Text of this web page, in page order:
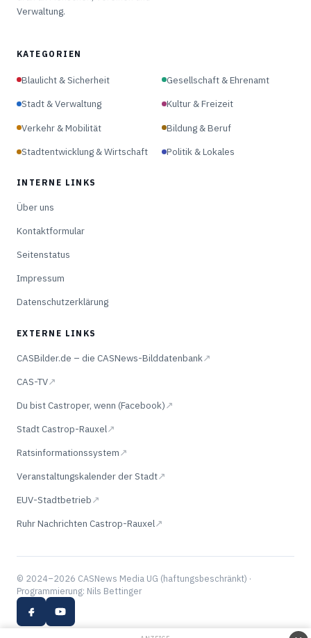
Verwaltung.
KATEGORIEN
Blaulicht & Sicherheit
Gesellschaft & Ehrenamt
Stadt & Verwaltung
Kultur & Freizeit
Verkehr & Mobilität
Bildung & Beruf
Stadtentwicklung & Wirtschaft
Politik & Lokales
INTERNE LINKS
Über uns
Kontaktformular
Seitenstatus
Impressum
Datenschutzerklärung
EXTERNE LINKS
CASBilder.de – die CASNews-Bilddatenbank↗
CAS-TV↗
Du bist Castroper, wenn (Facebook)↗
Stadt Castrop-Rauxel↗
Ratsinformationssystem↗
Veranstaltungskalender der Stadt↗
EUV-Stadtbetrieb↗
Ruhr Nachrichten Castrop-Rauxel↗
© 2024–2026 CASNews Media UG (haftungsbeschränkt) ·
Programmierung: Nils Bettinger